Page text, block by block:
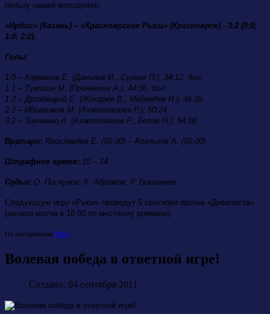
пользу нашей молодежки.
«Ирбис» (Казань) – «Красноярские Рыси» (Красноярск) - 3:2 (0:0;
1:0; 2:2).
Голы:
1:0 – Кормаков Е. (Данилов И., Сурков П.), 34:12, бол.
1:1 – Тумигин М. (Пронкевич А.), 44:36, бол.
1:2 – Дроздецкий Е. (Жихарев В., Медведев Н.), 46:25
2:2 – Ибрагимов М. (Ахметгалиев Р.), 50:24
3:2 – Зинченко А. (Ахметгалиев Р., Белов Н.), 54:08
Вратари: Ярославлев Е. (60:00) – Апальков А. (60:00)
Штрафное время: 10 – 14
Судьи: О. Пискунов, К. Абрамов, Р. Биккиняев
Следующую игру «Рыси» проведут 5 сентября против «Дизелиста»
(начало матча в 18.00 по местному времени).
По материалам МХЛ
Волевая победа в ответной игре!
Создано: 04 сентября 2011